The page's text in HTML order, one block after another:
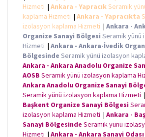
Hizmeti | Ankara - YapracıkSeramik
kaplama Hizmeti | Ankara - Yapracıkta
izolasyon kaplama Hizmeti | Ankara -
Organize Sanayi Bölgesi Seramik yünü
Hizmeti | Ankara - Ankara-İvedik
Bölgesinde Seramik yünü izolasyon
Ankara - Ankara Anadolu Organize
AOSB Seramik yünü izolasyon kaplama
Ankara Anadolu Organize Sanayi
Seramik yünü izolasyon kaplama Hizmeti |
Başkent Organize Sanayi Bölgesi
izolasyon kaplama Hizmeti | Ankara -
Sanayi Bölgesinde Seramik yünü
Hizmeti | Ankara - Ankara Sanayi Odası